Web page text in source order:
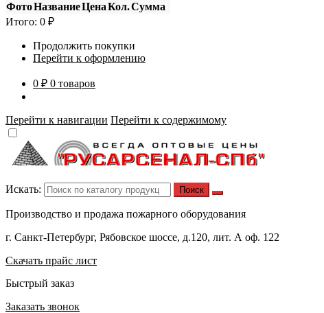
ФотоНазваниеЦенаКол.Сумма
Итого: 0 ₽
Продолжить покупки
Перейти к оформлению
0 ₽ 0 товаров
Перейти к навигации Перейти к содержимому
Искать:
Производство и продажа пожарного оборудования
г. Санкт-Петербург, Рябовское шоссе, д.120, лит. А оф. 122
Скачать прайс лист
Быстрый заказ
Заказать звонок